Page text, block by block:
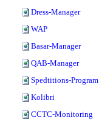
Dress-Manager
WAP
Basar-Manager
QAB-Manager
Spedtitions-Program
Kolibri
CCTC-Monitoring